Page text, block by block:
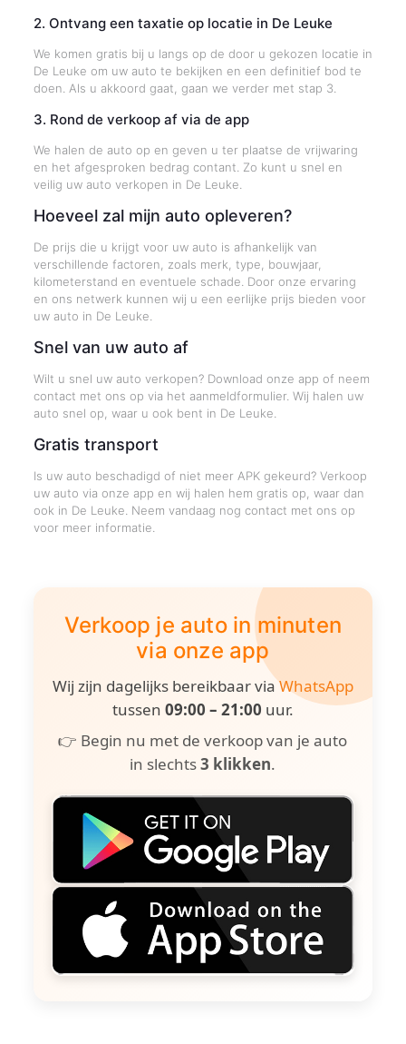
2. Ontvang een taxatie op locatie in De Leuke
We komen gratis bij u langs op de door u gekozen locatie in
De Leuke om uw auto te bekijken en een definitief bod te
doen. Als u akkoord gaat, gaan we verder met stap 3.
3. Rond de verkoop af via de app
We halen de auto op en geven u ter plaatse de vrijwaring
en het afgesproken bedrag contant. Zo kunt u snel en
veilig uw auto verkopen in De Leuke.
Hoeveel zal mijn auto opleveren?
De prijs die u krijgt voor uw auto is afhankelijk van
verschillende factoren, zoals merk, type, bouwjaar,
kilometerstand en eventuele schade. Door onze ervaring
en ons netwerk kunnen wij u een eerlijke prijs bieden voor
uw auto in De Leuke.
Snel van uw auto af
Wilt u snel uw auto verkopen? Download onze app of neem
contact met ons op via het aanmeldformulier. Wij halen uw
auto snel op, waar u ook bent in De Leuke.
Gratis transport
Is uw auto beschadigd of niet meer APK gekeurd? Verkoop
uw auto via onze app en wij halen hem gratis op, waar dan
ook in De Leuke. Neem vandaag nog contact met ons op
voor meer informatie.
Verkoop je auto in minuten
via onze app
Wij zijn dagelijks bereikbaar viaWhatsApp
tussen 09:00 – 21:00 uur.
👉 Begin nu met de verkoop van je auto
in slechts3 klikken.